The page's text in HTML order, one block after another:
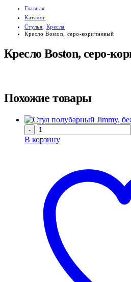
Главная
Каталог
Стулья, Кресла
Кресло Boston, серо-коричневый
Кресло Boston, серо-
Похожие товары
-
В корзину